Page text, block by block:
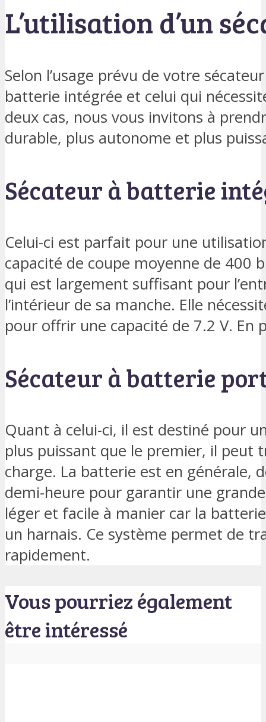
L’utilisation d’un
Selon l’usage prévu de votre
batterie intégrée et celui qui
deux cas, nous vous invitons à
durable, plus autonome et plus
Sécateur à batterie
Celui-ci est parfait pour une
capacité de coupe moyenne de 400
qui est largement suffisant pour
l’intérieur de sa manche. Elle
pour offrir une capacité de 7.2 V. En
Sécateur à batterie
Quant à celui-ci, il est destiné pour
plus puissant que le premier, il peut
charge. La batterie est en générale,
demi-heure pour garantir une
léger et facile à manier car la
un harnais. Ce système permet de
rapidement.
Vous pourriez également
être intéressé